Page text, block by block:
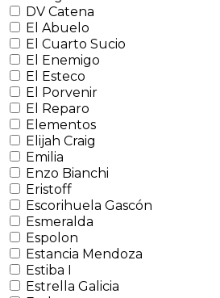
DV Catena
El Abuelo
El Cuarto Sucio
El Enemigo
El Esteco
El Porvenir
El Reparo
Elementos
Elijah Craig
Emilia
Enzo Bianchi
Eristoff
Escorihuela Gascón
Esmeralda
Espolon
Estancia Mendoza
Estiba I
Estrella Galicia